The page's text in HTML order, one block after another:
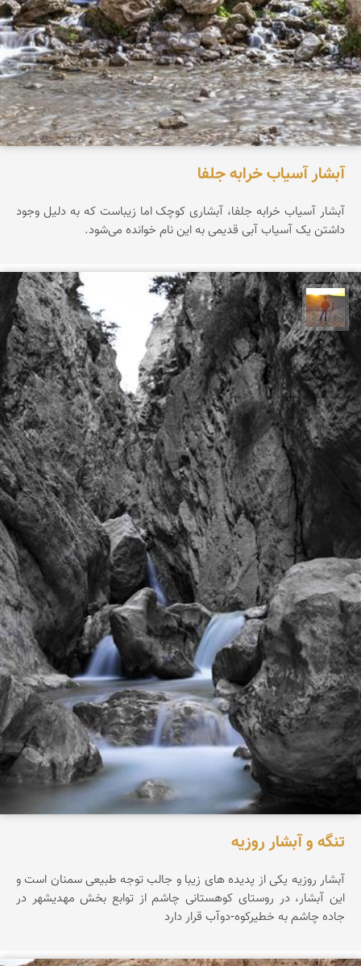
آبشار آسیاب خرابه جلفا
آبشار آسیاب خرابه جلفا، آبشاری کوچک اما زیباست که به دلیل وجود
داشتن یک آسیاب آبی قدیمی به این نام خوانده می‌شود.
مهدی مخلصیان
تنگه و آبشار روزیه
آبشار روزيه يکی از پديده های زيبا و جالب توجه طبيعی سمنان است و
اين آبشار، در روستای کوهستانی چاشم از توابع بخش مهديشهر در
جاده چاشم به خطیرکوه-دوآب قرار دارد